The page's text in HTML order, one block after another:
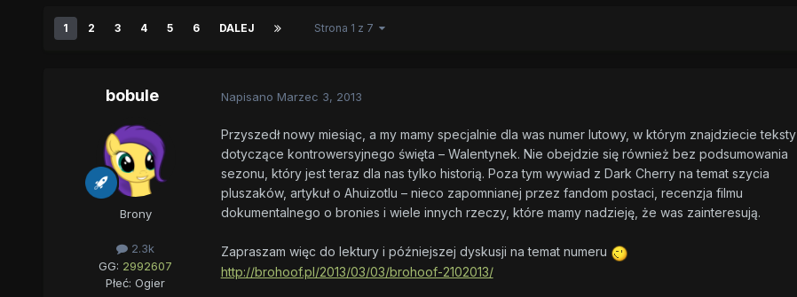
1 2 3 4 5 6 DALEJ Strona 1 z 7
bobule
Brony
2.3k
GG: 2992607
Płeć: Ogier
Napisano Marzec 3, 2013
Przyszedł nowy miesiąc, a my mamy specjalnie dla was numer lutowy, w którym znajdziecie teksty
dotyczące kontrowersyjnego święta – Walentynek. Nie obejdzie się również bez podsumowania
sezonu, który jest teraz dla nas tylko historią. Poza tym wywiad z Dark Cherry na temat szycia
pluszaków, artykuł o Ahuizotlu – nieco zapomnianej przez fandom postaci, recenzja filmu
dokumentalnego o bronies i wiele innych rzeczy, które mamy nadzieję, że was zainteresują.
Zapraszam więc do lektury i późniejszej dyskusji na temat numeru
http://brohoof.pl/2013/03/03/brohoof-2102013/